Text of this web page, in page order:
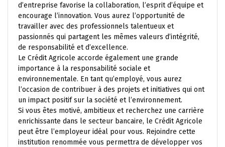
d’entreprise favorise la collaboration, l’esprit d’équipe et
encourage l’innovation. Vous aurez l’opportunité de
travailler avec des professionnels talentueux et
passionnés qui partagent les mêmes valeurs d’intégrité,
de responsabilité et d’excellence.
Le Crédit Agricole accorde également une grande
importance à la responsabilité sociale et
environnementale. En tant qu’employé, vous aurez
l’occasion de contribuer à des projets et initiatives qui ont
un impact positif sur la société et l’environnement.
Si vous êtes motivé, ambitieux et recherchez une carrière
enrichissante dans le secteur bancaire, le Crédit Agricole
peut être l’employeur idéal pour vous. Rejoindre cette
institution renommée vous permettra de développer vos